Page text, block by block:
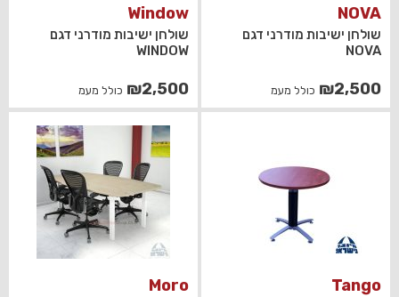
NOVA
שולחן ישיבות מודרני דגם
NOVA
₪2,500 כולל מעמ
Window
שולחן ישיבות מודרני דגם
WINDOW
₪2,500 כולל מעמ
Tango
Moro